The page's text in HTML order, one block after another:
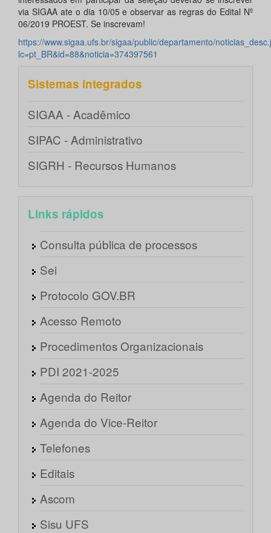
via SIGAA ate o dia 10/05 e observar as regras do Edital Nº
06/2019 PROEST. Se inscrevam!
https://www.sigaa.ufs.br/sigaa/public/departamento/
lc=pt_BR&id=88&noticia=374397561
Sistemas integrados
SIGAA - Acadêmico
SIPAC - Administrativo
SIGRH - Recursos Humanos
Links rápidos
Consulta pública de processos
Sei
Protocolo GOV.BR
Acesso Remoto
Procedimentos Organizacionais
PDI 2021-2025
Agenda do Reitor
Agenda do Vice-Reitor
Telefones
Editais
Ascom
Sisu UFS